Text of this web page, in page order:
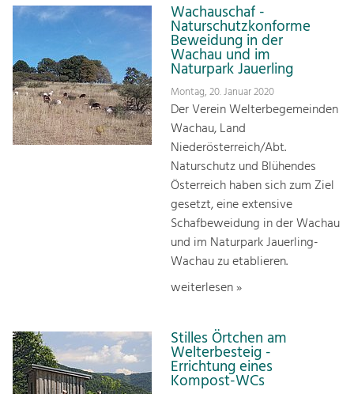
Wachauschaf -
Naturschutzkonforme
Beweidung in der
Wachau und im
Naturpark Jauerling
Montag, 20. Januar 2020
Der Verein Welterbegemeinden
Wachau, Land
Niederösterreich/Abt.
Naturschutz und Blühendes
Österreich haben sich zum Ziel
gesetzt, eine extensive
Schafbeweidung in der Wachau
und im Naturpark Jauerling-
Wachau zu etablieren.
weiterlesen »
Stilles Örtchen am
Welterbesteig -
Errichtung eines
Kompost-WCs